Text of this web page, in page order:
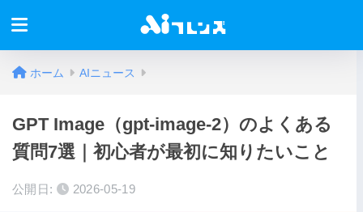
ホーム AIニュース
GPT Image（gpt-image-2）のよくある
質問7選｜初心者が最初に知りたいこと
公開日: 2026-05-19